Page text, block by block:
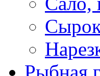
Рыбная